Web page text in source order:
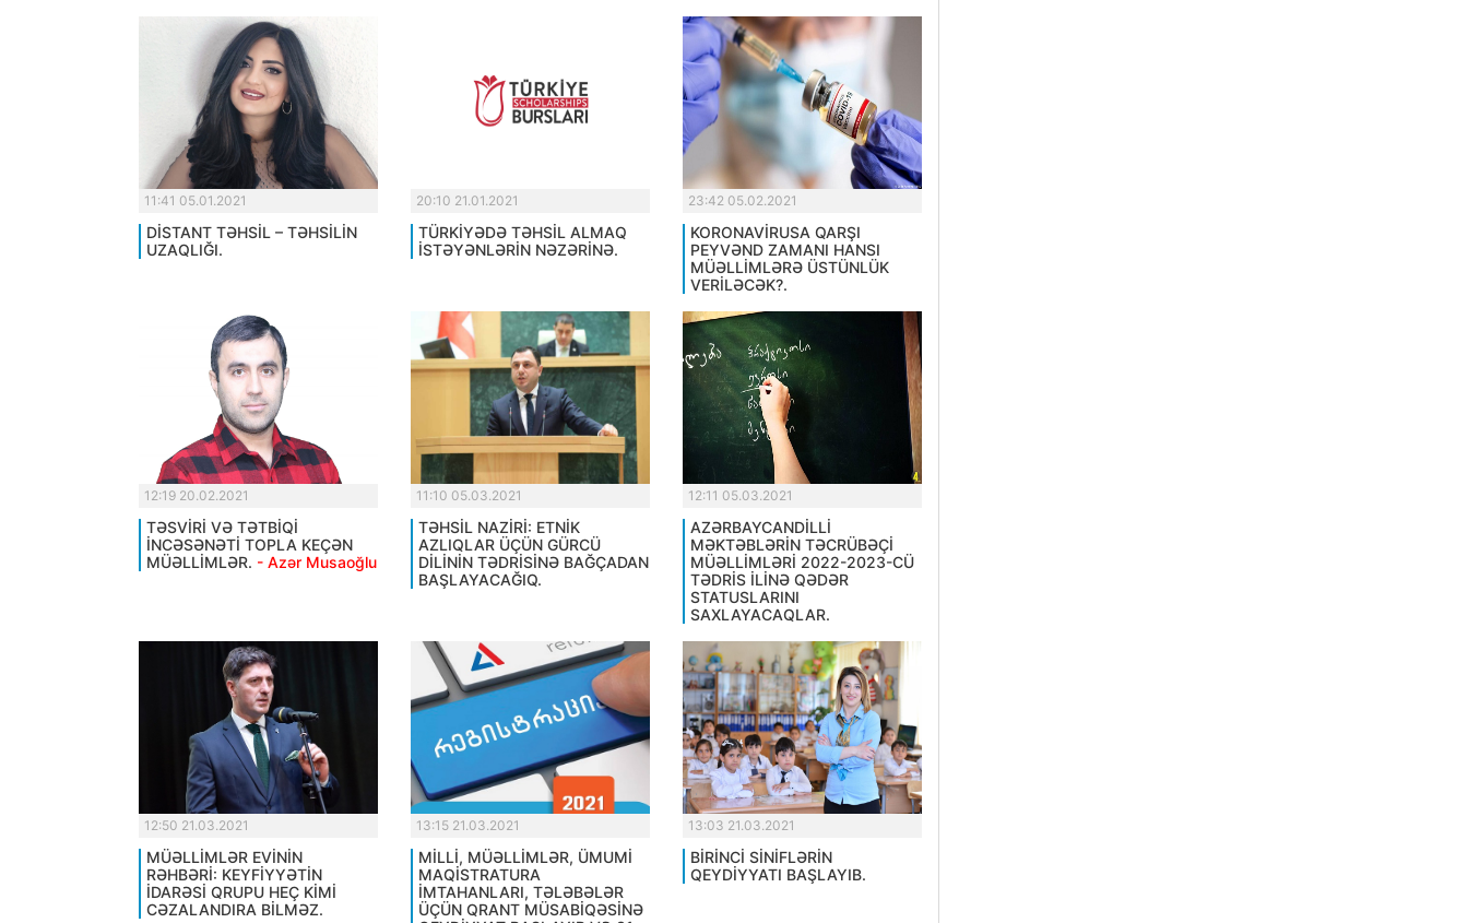
11:41 05.01.2021
DİSTANT TƏHSİL – TƏHSİLİN
UZAQLIĞI.
20:10 21.01.2021
TÜRKİYƏDƏ TƏHSİL ALMAQ
İSTƏYƏNLƏRİN NƏZƏRİNƏ.
23:42 05.02.2021
KORONAVİRUSA QARŞI
PEYVƏND ZAMANI HANSI
MÜƏLLİMLƏRƏ ÜSTÜNLÜK
VERİLƏCƏK?.
12:19 20.02.2021
TƏSVİRİ VƏ TƏTBİQİ
İNCƏSƏNƏTİ TOPLA KEÇƏN
MÜƏLLİMLƏR. - Azər Musaoğlu
11:10 05.03.2021
TƏHSİL NAZİRİ: ETNİK
AZLIQLAR ÜÇÜN GÜRCÜ
DİLİNİN TƏDRİSİNƏ BAĞÇADAN
BAŞLAYACAĞIQ.
12:11 05.03.2021
AZƏRBAYCANDİLLİ
MƏKTƏBLƏRİN TƏCRÜBƏÇİ
MÜƏLLİMLƏRİ 2022-2023-CÜ
TƏDRİS İLİNƏ QƏDƏR
STATUSLARINI
SAXLAYACAQLAR.
12:50 21.03.2021
MÜƏLLİMLƏR EVİNİN
RƏHBƏRİ: KEYFİYYƏTİN
İDARƏSİ QRUPU HEÇ KİMİ
CƏZALANDIRA BİLMƏZ.
13:15 21.03.2021
MİLLİ, MÜƏLLİMLƏR, ÜMUMİ
MAQİSTRATURA
İMTAHANLARI, TƏLƏBƏLƏR
ÜÇÜN QRANT MÜSABİQƏSİNƏ
13:03 21.03.2021
BİRİNCİ SİNİFLƏRİN
QEYDİYYATI BAŞLAYIB.